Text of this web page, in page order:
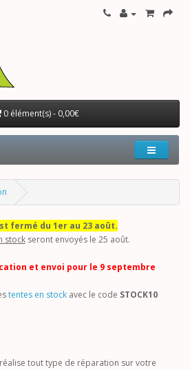
0 élément(s) - 0,00€
fermé du 1er au 23 août.
stockseront envoyés le 25 août.
et envoi pour le 9 septembre
tentes en stockavec le code STOCK10
tout type de réparation sur votre